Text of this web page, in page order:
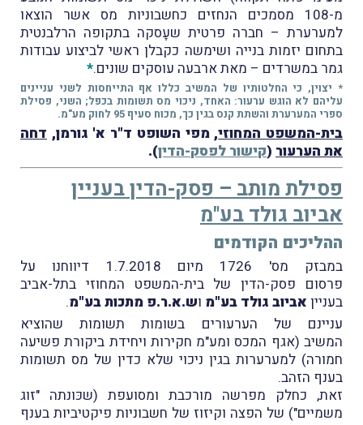
מ-108 מסמכים הנחזים כחשבוניות מס אשר הוצאו
למערערת – חברה פרטית שעָסקה בתקופה הרלבנטית
בתחום יזמות בנייה ושימשה כקבלן ראשי לביצוע עבודות
גמר במשרדים – מאת ארבעה עוסקים שונים.*
* יצוין, כי החלטותיו של המשיב כללו אף התייחסות לשני עניינים
עליהם לא הוגש ערעור: האחד, ניכוי מס תשומות בכפל; השני, פסילת
ספרי המערערת והשתת קנס בגין כך, מכוח סעיף 95 לחוק מע"מ.
בית-המשפט המחוזי, מפי השופט ד"ר א' גורמן, דחה
את הערעור (קישור לפסק-הדין).
פסילת מותב – פסק-הדין בעניין
אביוב גולד בע"מ
ההליכים הקודמים
במבזק מס' 1726 מיום 1.7.2018 דיווחנו על
פרסום פסק-הדין של בית-המשפט המחוזי בתל-אביב
בעניין אביוב גולד בע"מ וש.א.ר.פ מתכות בע"מ.
עניינם של הערעורים בשומות תשומות שהוציא
המשיב (אגף המכס ומע"מ חקירות ויחידת ביקורת פשיעה
חמורה) למערערות בגין ניכוי שלא כדין של מס תשומות
בענף הזהב.
זאת, כחלק מפרשה מורכבת ומסועפת (שכּונתה "זוג
משמיים") של הפצה וקיזוז של חשבוניות פיקטיביות בענף